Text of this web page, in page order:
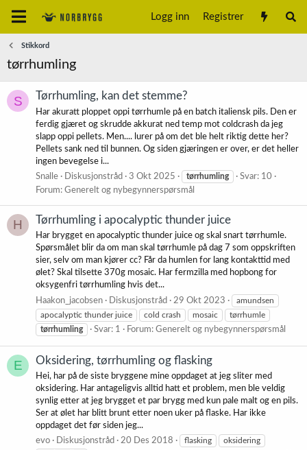
Logg inn Registrer
Stikkord
tørrhumling
S Tørrhumling, kan det stemme?
Har akuratt ploppet oppi tørrhumle på en batch italiensk pils. Den er
ferdig gjæret og skrudde akkurat ned temp mot coldcrash da jeg
slapp oppi pellets. Men.... lurer på om det ble helt riktig dette her?
Pellets sank ned til bunnen. Og siden gjæringen er over, er det heller
ingen bevegelse i...
Snalle
Diskusjonstråd 3 Okt 2025 tørrhumling
Svar: 10
Forum: Generelt og nybegynnerspørsmål
H Tørrhumling i apocalyptic thunder juice
Har brygget en apocalyptic thunder juice og skal snart tørrhumle.
Spørsmålet blir da om man skal tørrhumle på dag 7 som oppskriften
sier, selv om man kjører cc? Får da humlen for lang kontakttid med
ølet? Skal tilsette 370g mosaic. Har fermzilla med hopbong for
oksygenfri tørrhumling hvis det...
Haakon_jacobsen
Diskusjonstråd 29 Okt 2023
amundsen
apocalyptic thunder juice
cold crash mosaic
tørrhumle
tørrhumling
Svar: 1 Forum: Generelt og nybegynnerspørsmål
E Oksidering, tørrhumling og flasking
Hei, har på de siste bryggene mine oppdaget at jeg sliter med
oksidering. Har antageligvis alltid hatt et problem, men ble veldig
synlig etter at jeg brygget et par brygg med kun pale malt og en pils.
Ser at ølet har blitt brunt etter noen uker på flaske. Har ikke
oppdaget det før siden jeg...
evo
Diskusjonstråd 20 Des 2018 flasking
oksidering